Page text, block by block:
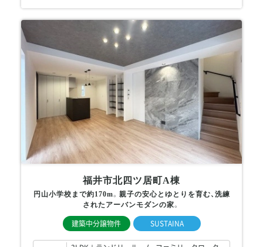
福井市北四ツ居町A棟
円山小学校まで約170m。親子の安心とゆとりを育む、洗練
されたアーバンモダンの家。
建築中分譲物件 SUSTAINA